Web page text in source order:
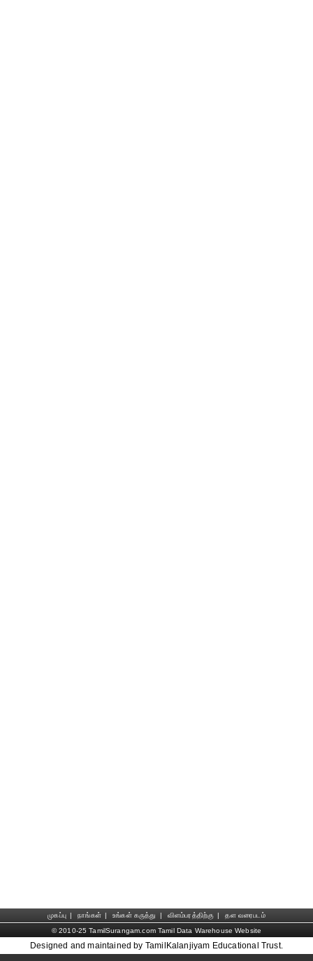
முகப்பு | நாங்கள் | உங்கள் கருத்து | விளம்பரத்திற்கு |
தள வரைபடம்
© 2010-25 TamilSurangam.com Tamil Data Warehouse Website
Designed and maintained by TamilKalanjiyam Educational Trust.